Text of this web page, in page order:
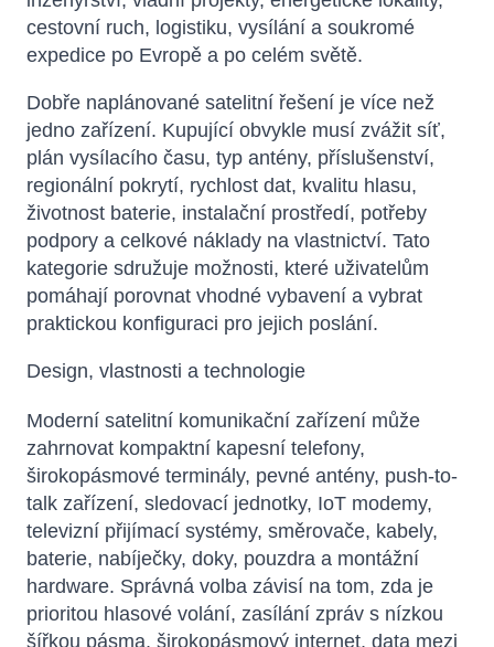
cestovní ruch, logistiku, vysílání a soukromé
expedice po Evropě a po celém světě.
Dobře naplánované satelitní řešení je více než
jedno zařízení. Kupující obvykle musí zvážit síť,
plán vysílacího času, typ antény, příslušenství,
regionální pokrytí, rychlost dat, kvalitu hlasu,
životnost baterie, instalační prostředí, potřeby
podpory a celkové náklady na vlastnictví. Tato
kategorie sdružuje možnosti, které uživatelům
pomáhají porovnat vhodné vybavení a vybrat
praktickou konfiguraci pro jejich poslání.
Design, vlastnosti a technologie
Moderní satelitní komunikační zařízení může
zahrnovat kompaktní kapesní telefony,
širokopásmové terminály, pevné antény, push-to-
talk zařízení, sledovací jednotky, IoT modemy,
televizní přijímací systémy, směrovače, kabely,
baterie, nabíječky, doky, pouzdra a montážní
hardware. Správná volba závisí na tom, zda je
prioritou hlasové volání, zasílání zpráv s nízkou
šířkou pásma, širokopásmový internet, data mezi